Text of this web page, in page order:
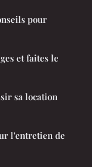
pour
et faites le
sa location
l'entretien de